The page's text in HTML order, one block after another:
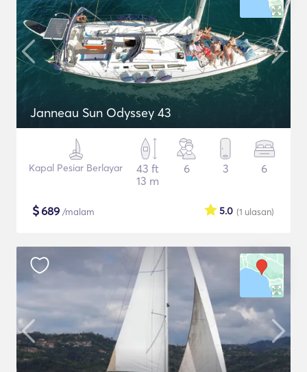
Janneau Sun Odyssey 43
Kapal Pesiar Berlayar
43 ft
13 m
6 3 6
$689 /malam (1 ulasan)
5.0